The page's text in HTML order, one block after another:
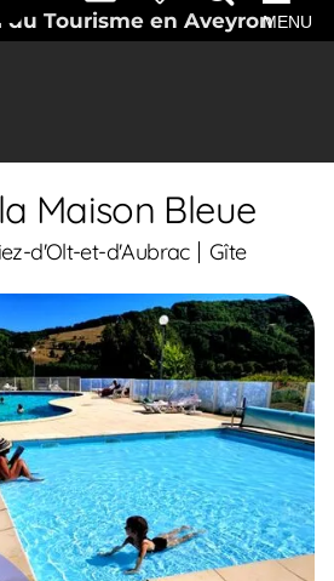
du Tourisme en AveyronMENU
Maison Bleue
d'Olt-et-d'Aubrac Gîte